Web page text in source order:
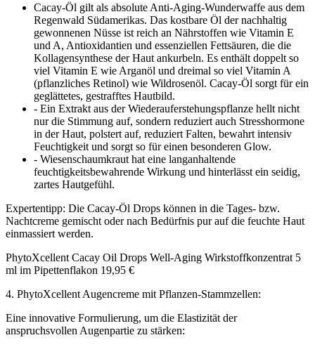
Cacay-Öl gilt als absolute Anti-Aging-Wunderwaffe aus dem
Regenwald Südamerikas. Das kostbare Öl der nachhaltig
gewonnenen Nüsse ist reich an Nährstoffen wie Vitamin E
und A, Antioxidantien und essenziellen Fettsäuren, die die
Kollagensynthese der Haut ankurbeln. Es enthält doppelt so
viel Vitamin E wie Arganöl und dreimal so viel Vitamin A
(pflanzliches Retinol) wie Wildrosenöl. Cacay-Öl sorgt für ein
geglättetes, gestrafftes Hautbild.
- Ein Extrakt aus der Wiederauferstehungspflanze hellt nicht
nur die Stimmung auf, sondern reduziert auch Stresshormone
in der Haut, polstert auf, reduziert Falten, bewahrt intensiv
Feuchtigkeit und sorgt so für einen besonderen Glow.
- Wiesenschaumkraut hat eine langanhaltende
feuchtigkeitsbewahrende Wirkung und hinterlässt ein seidig,
zartes Hautgefühl.
Expertentipp: Die Cacay-Öl Drops können in die Tages- bzw.
Nachtcreme gemischt oder nach Bedürfnis pur auf die feuchte Haut
einmassiert werden.
PhytoXcellent Cacay Oil Drops Well-Aging Wirkstoffkonzentrat 5
ml im Pipettenflakon 19,95 €
4. PhytoXcellent Augencreme mit Pflanzen-Stammzellen:
Eine innovative Formulierung, um die Elastizität der
anspruchsvollen Augenpartie zu stärken: